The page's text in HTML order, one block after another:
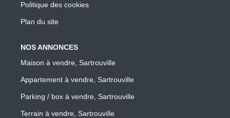
Politique des cookies
Plan du site
NOS ANNONCES
Maison à vendre, Sartrouville
Appartement à vendre, Sartrouville
Parking / box à vendre, Sartrouville
Terrain à vendre, Sartrouville